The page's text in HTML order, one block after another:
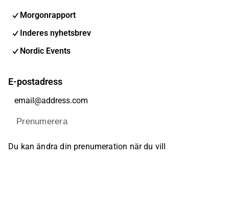
Morgonrapport
Inderes nyhetsbrev
Nordic Events
E-postadress
Prenumerera
Du kan ändra din prenumeration när du vill